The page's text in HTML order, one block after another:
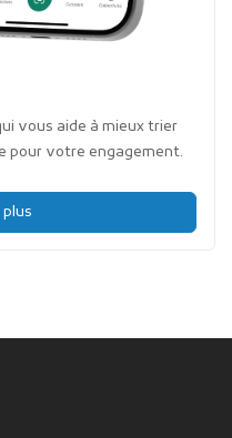
vous aide à mieux trier
pour votre engagement.